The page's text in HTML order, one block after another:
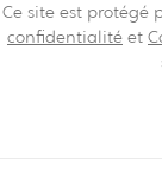
Ce site est protégé
confidentialité et